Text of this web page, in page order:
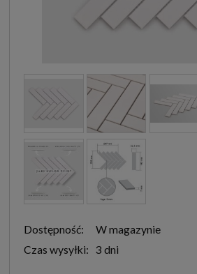
Dostępność:
W magazynie
Czas wysyłki: 3 dni